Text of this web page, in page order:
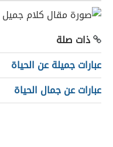
ذات صلة
عبارات جميلة عن الحياة
عبارات عن جمال الحياة